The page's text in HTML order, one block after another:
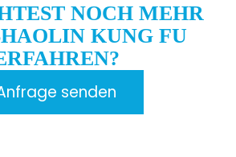
NOCH MEHR
KUNG FU
senden